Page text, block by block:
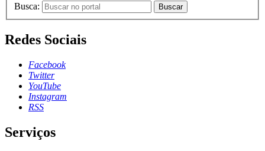
Busca: Buscar
Redes Sociais
Facebook
Twitter
YouTube
Instagram
RSS
Serviços